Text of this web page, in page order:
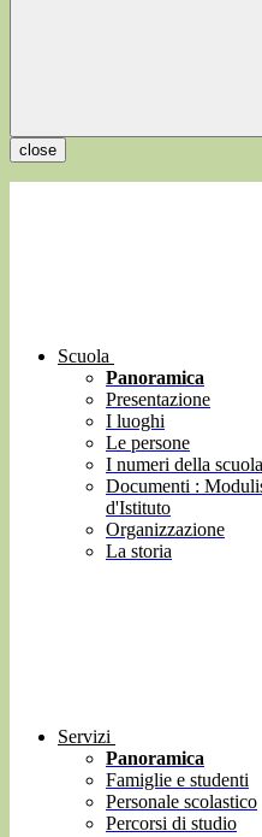
close
Scuola
Panoramica
Presentazione
I luoghi
Le persone
I numeri della scuola
Documenti :
d'Istituto
Organizzazione
La storia
Servizi
Panoramica
Famiglie e studenti
Personale scolastico
Percorsi di studio